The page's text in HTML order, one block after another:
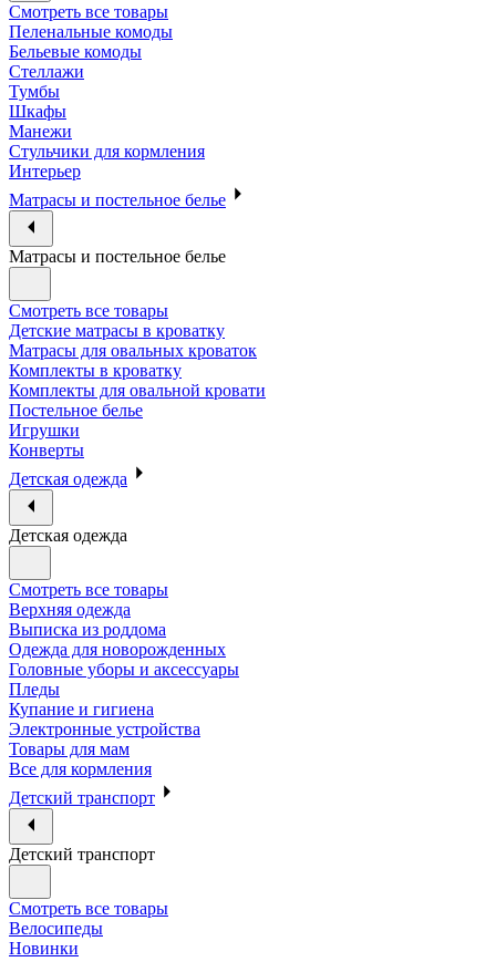
Смотреть все товары
Пеленальные комоды
Бельевые комоды
Стеллажи
Тумбы
Шкафы
Манежи
Стульчики для кормления
Интерьер
Матрасы и постельное белье
Матрасы и постельное белье
Смотреть все товары
Детские матрасы в кроватку
Матрасы для овальных кроваток
Комплекты в кроватку
Комплекты для овальной кровати
Постельное белье
Игрушки
Конверты
Детская одежда
Детская одежда
Смотреть все товары
Верхняя одежда
Выписка из роддома
Одежда для новорожденных
Головные уборы и аксессуары
Пледы
Купание и гигиена
Электронные устройства
Товары для мам
Все для кормления
Детский транспорт
Детский транспорт
Смотреть все товары
Велосипеды
Новинки